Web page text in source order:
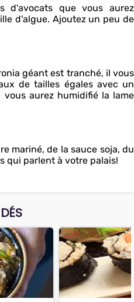
d'avocats que vous aurez
d'algue. Ajoutez un peu de
géant est tranché, il vous
de tailles égales avec un
aurez humidifié la lame
mariné, de la sauce soja, du
qui parlent à votre palais!